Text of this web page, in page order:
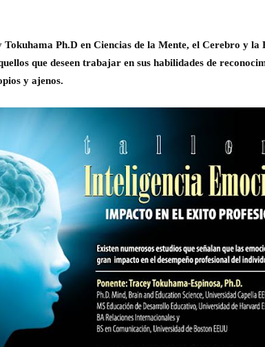
Tokuhama Ph.D en Ciencias de la Mente, el Cerebro y la
que deseen trabajar en sus habilidades de
y ajenos.